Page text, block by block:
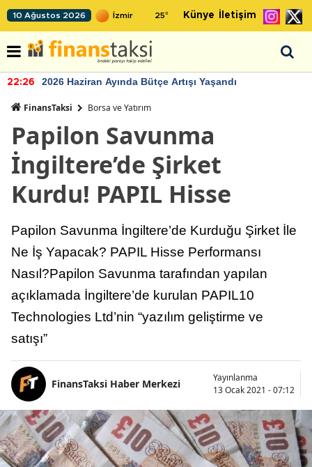
10 Ağustos 2026 25° Künye İletişim
22:26 2026 Haziran Ayında Bütçe Artışı Yaşandı
FinansTaksi Borsa ve Yatırım
Papilon Savunma
İngiltere’de Şirket
Kurdu! PAPIL Hisse
Papilon Savunma İngiltere’de Kurduğu Şirket İle
Ne İş Yapacak? PAPIL Hisse Performansı
Nasıl?Papilon Savunma tarafından yapılan
açıklamada İngiltere’de kurulan PAPIL10
Technologies Ltd’nin “yazılım geliştirme ve
satışı”
FinansTaksi Haber Merkezi
Yayınlanma
13 Ocak 2021 - 07:12